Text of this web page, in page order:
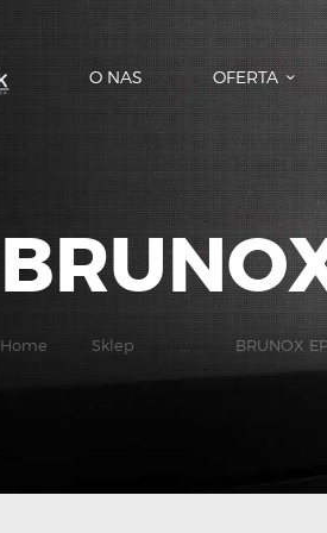
O NAS OFERTA
Home Sklep ... BRUNOX